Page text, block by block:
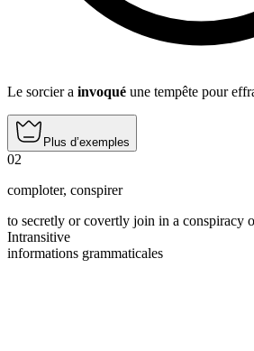
Le sorcier a invoqué une tempête pour
Plus d’exemples
02
comploter, conspirer
to secretly or covertly join in a conspiracy
Intransitive
informations grammaticales